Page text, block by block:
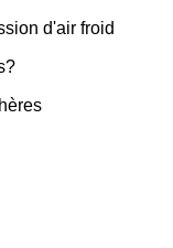
d'air froid